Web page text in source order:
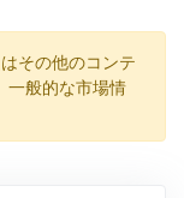
その他のコンテ
一般的な市場情